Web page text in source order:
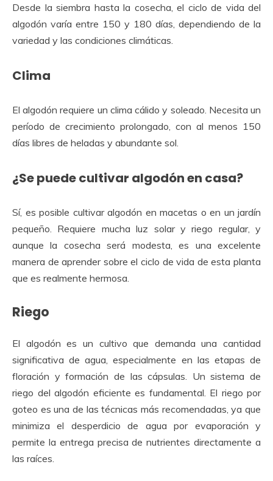
Desde la siembra hasta la cosecha, el ciclo de vida del
algodón varía entre 150 y 180 días, dependiendo de la
variedad y las condiciones climáticas.
Clima
El algodón requiere un clima cálido y soleado. Necesita un
período de crecimiento prolongado, con al menos 150
días libres de heladas y abundante sol.
¿Se puede cultivar algodón en casa?
Sí, es posible cultivar algodón en macetas o en un jardín
pequeño. Requiere mucha luz solar y riego regular, y
aunque la cosecha será modesta, es una excelente
manera de aprender sobre el ciclo de vida de esta planta
que es realmente hermosa.
Riego
El algodón es un cultivo que demanda una cantidad
significativa de agua, especialmente en las etapas de
floración y formación de las cápsulas. Un sistema de
riego del algodón eficiente es fundamental. El riego por
goteo es una de las técnicas más recomendadas, ya que
minimiza el desperdicio de agua por evaporación y
permite la entrega precisa de nutrientes directamente a
las raíces.